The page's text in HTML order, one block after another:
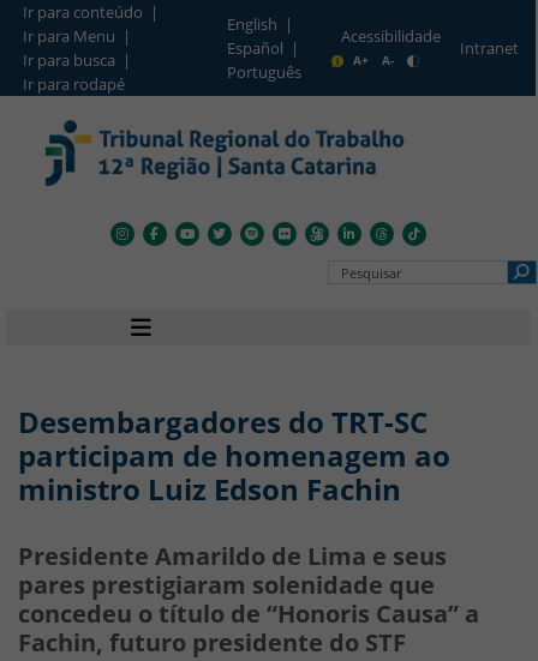
Barra de Acesso Rápido
Ir para conteúdo |
Ir para Menu |
Ir para busca |
Ir para rodapé
English |
Español |
Português
Acessibilidade
A+ A-
Intranet
Pesquisar no Portal
Navegação principal
Desembargadores do TRT-SC
participam de homenagem ao
ministro Luiz Edson Fachin
Presidente Amarildo de Lima e seus
pares prestigiaram solenidade que
concedeu o título de “Honoris Causa” a
Fachin, futuro presidente do STF